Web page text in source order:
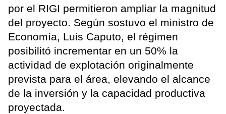
por el RIGI permitieron ampliar la magnitud
del proyecto. Según sostuvo el ministro de
Economía, Luis Caputo, el régimen
posibilitó incrementar en un 50% la
actividad de explotación originalmente
prevista para el área, elevando el alcance
de la inversión y la capacidad productiva
proyectada.